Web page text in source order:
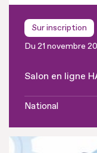
Sur inscription
Du 21 novembre
Salon en ligne
National